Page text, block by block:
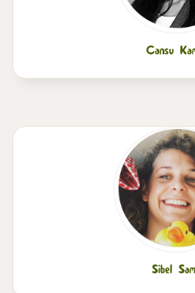
Cansu
Sibel